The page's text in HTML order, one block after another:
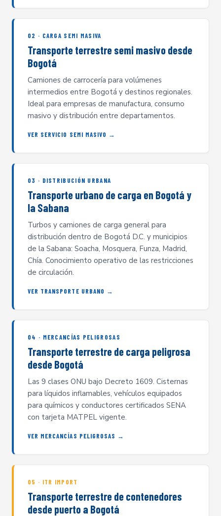
02 · CARGA SEMI MASIVA
Transporte terrestre semi masivo desde
Bogotá
Camiones de carrocería para volúmenes
intermedios entre Bogotá y destinos regionales.
Ideal para empresas de manufactura, consumo
masivo y distribución entre departamentos.
VER SERVICIO SEMI MASIVO →
03 · DISTRIBUCIÓN URBANA
Transporte urbano de carga en Bogotá y
la Sabana
Turbos y camiones de carga general para
distribución dentro de Bogotá D.C. y municipios
de la Sabana: Soacha, Mosquera, Funza, Madrid,
Chía. Conocimiento operativo de las restricciones
de circulación.
VER TRANSPORTE URBANO →
04 · MERCANCÍAS PELIGROSAS
Transporte terrestre de carga peligrosa
desde Bogotá
Las 9 clases ONU bajo Decreto 1609. Cisternas
para líquidos inflamables, vehículos equipados
para químicos y conductores certificados SENA
con tarjeta MATPEL vigente.
VER MERCANCÍAS PELIGROSAS →
05 · ITR IMPORT
Transporte terrestre de contenedores
desde puerto a Bogotá